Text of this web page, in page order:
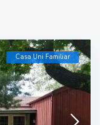
Casa Uni Familiar